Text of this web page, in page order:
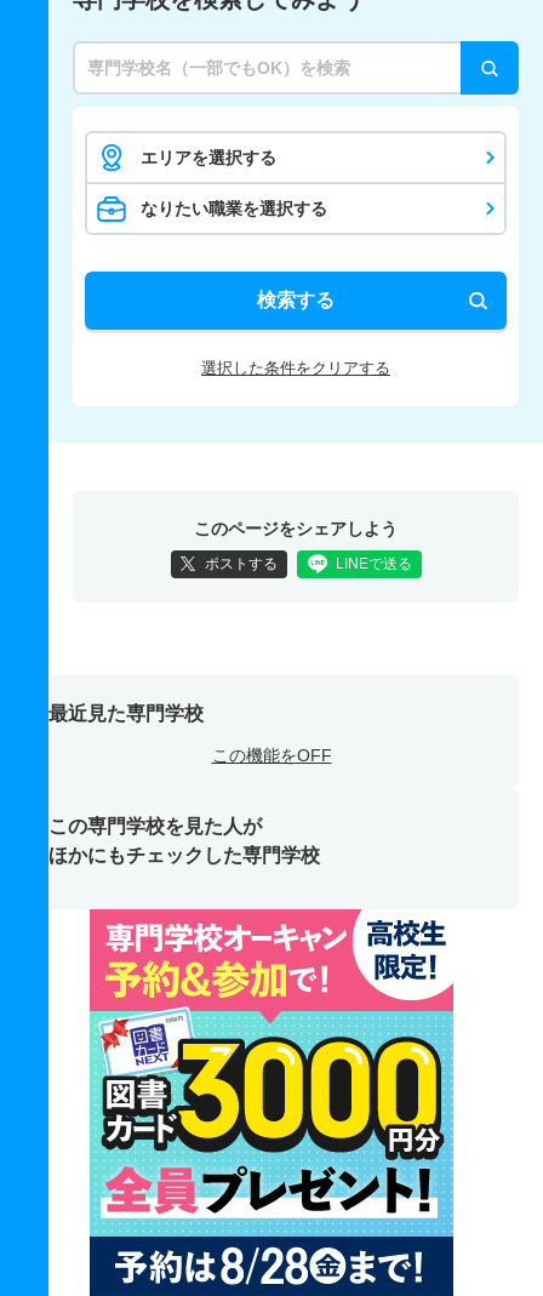
エリアを選択する
なりたい職業を選択する
検索する
選択した条件をクリアする
このページをシェアしよう
ポストする LINEで送る
最近見た専門学校
この機能をOFF
この専門学校を見た人が
ほかにもチェックした専門学校